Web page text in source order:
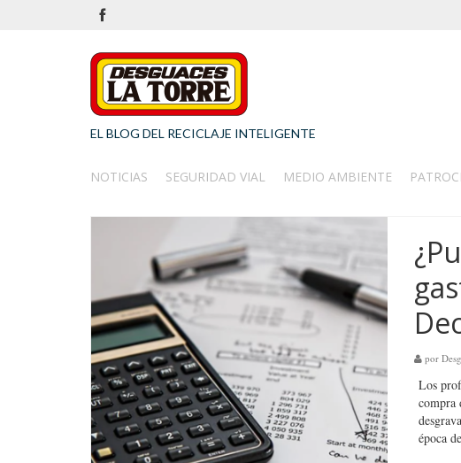
EL BLOG DEL RECICLAJE INTELIGENTE
NOTICIAS SEGURIDAD VIAL MEDIO AMBIENTE
por
Los
compra
época